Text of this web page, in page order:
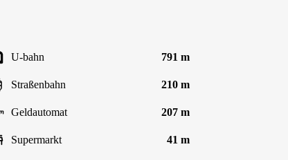
U-bahn 791 m
Straßenbahn 210 m
Geldautomat 207 m
Supermarkt 41 m